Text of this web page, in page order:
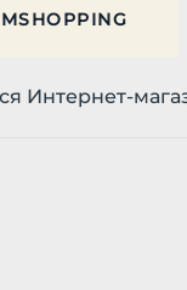
Интернет-